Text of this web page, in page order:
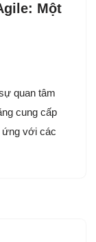
Một
quan tâm
cung cấp
ứng với các